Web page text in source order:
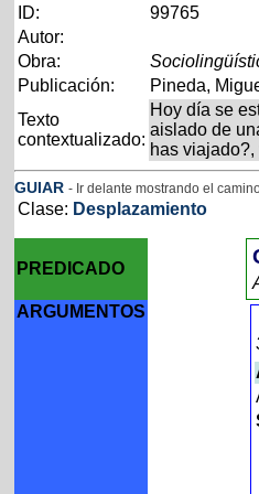
ID:
99765
Autor:
Obra:
Publicación:
Pineda,
Texto
contextualizado:
Hoy día se
aislado de
has
GUIAR - Ir delante mostrando el
Clase: Desplazamiento
PREDICADO
ARGUMENTOS